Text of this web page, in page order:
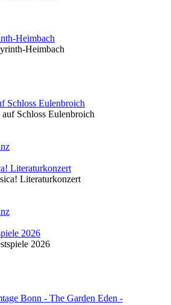
Heimbach
Schloss Eulenbroich
Literaturkonzert
2026
Bonn - The Garden Eden -